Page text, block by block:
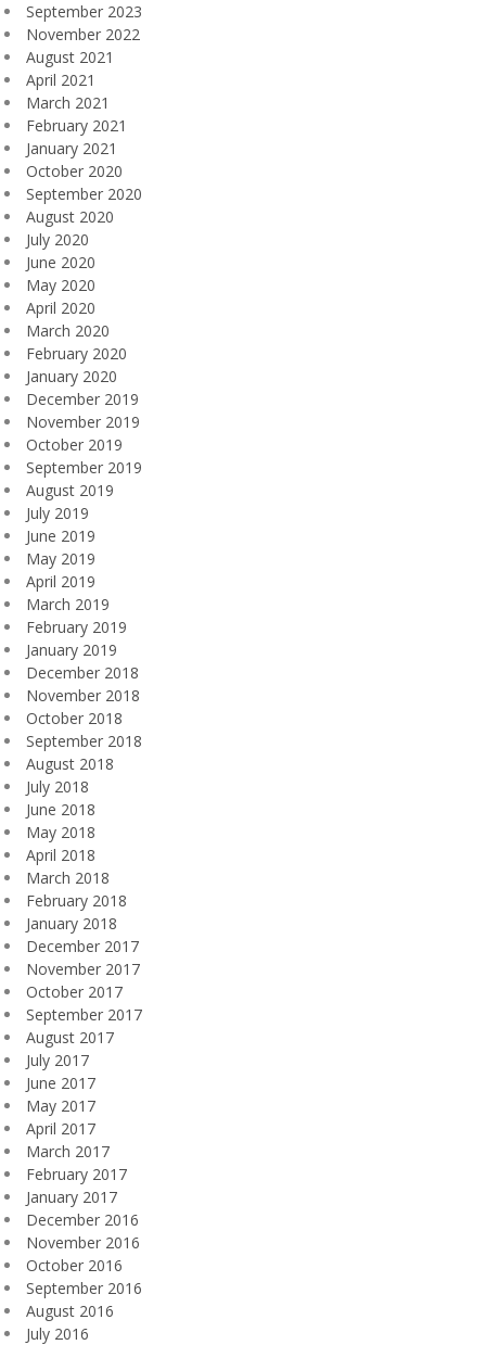
September 2023
November 2022
August 2021
April 2021
March 2021
February 2021
January 2021
October 2020
September 2020
August 2020
July 2020
June 2020
May 2020
April 2020
March 2020
February 2020
January 2020
December 2019
November 2019
October 2019
September 2019
August 2019
July 2019
June 2019
May 2019
April 2019
March 2019
February 2019
January 2019
December 2018
November 2018
October 2018
September 2018
August 2018
July 2018
June 2018
May 2018
April 2018
March 2018
February 2018
January 2018
December 2017
November 2017
October 2017
September 2017
August 2017
July 2017
June 2017
May 2017
April 2017
March 2017
February 2017
January 2017
December 2016
November 2016
October 2016
September 2016
August 2016
July 2016